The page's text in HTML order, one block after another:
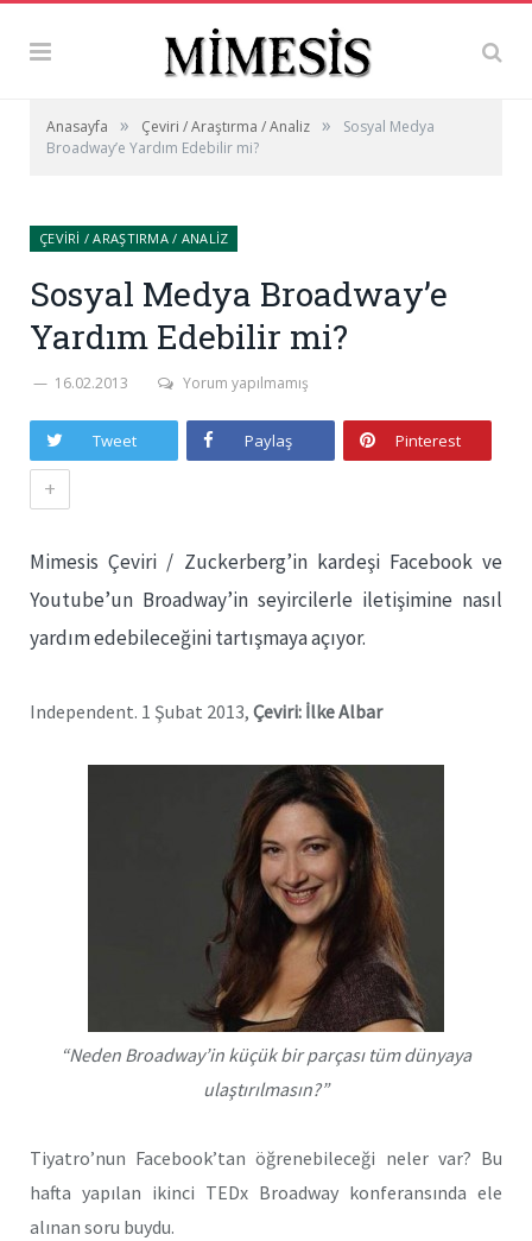
Anasayfa » Çeviri / Araştırma / Analiz »
Sosyal Medya
Broadway’e Yardım Edebilir mi?
ÇEVIRI / ARAŞTIRMA / ANALIZ
Sosyal Medya Broadway’e
Yardım Edebilir mi?
16.02.2013 Yorum yapılmamış
Tweet Paylaş Pinterest
+
Mimesis Çeviri / Zuckerberg’in kardeşi Facebook ve
Youtube’un Broadway’in seyircilerle iletişimine nasıl
yardım edebileceğini tartışmaya açıyor.
Independent. 1 Şubat 2013, Çeviri: İlke Albar
“Neden Broadway’in küçük bir parçası tüm dünyaya
ulaştırılmasın?”
Tiyatro’nun Facebook’tan öğrenebileceği neler var? Bu
hafta yapılan ikinci TEDx Broadway konferansında ele
alınan soru buydu.